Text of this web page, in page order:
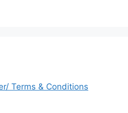
Terms & Conditions